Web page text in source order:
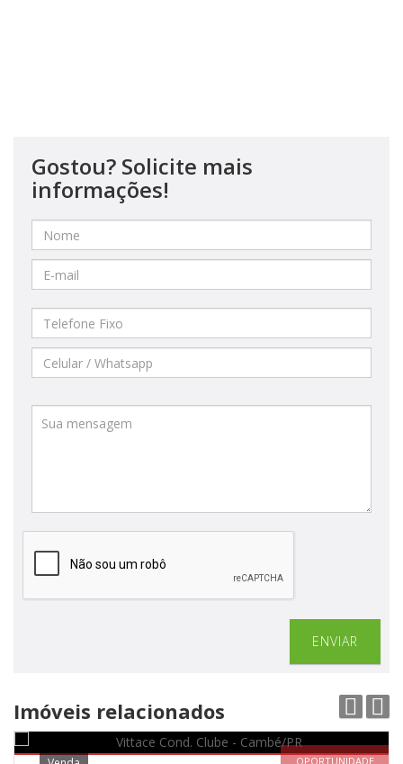
Gostou? Solicite mais
informações!
ENVIAR
Imóveis relacionados
OPORTUNIDADE